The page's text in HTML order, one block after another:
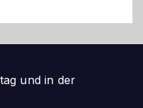
und in der